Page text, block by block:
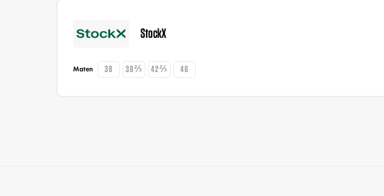
StockX
Maten 38 38⅔ 42⅔ 46